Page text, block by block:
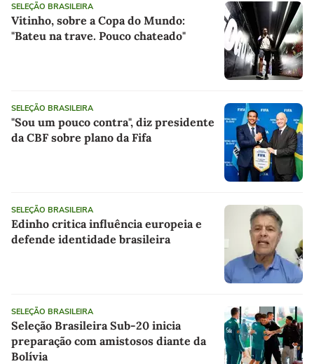
SELEÇÃO BRASILEIRA
Vitinho, sobre a Copa do Mundo:
"Bateu na trave. Pouco chateado"
SELEÇÃO BRASILEIRA
"Sou um pouco contra", diz presidente
da CBF sobre plano da Fifa
SELEÇÃO BRASILEIRA
Edinho critica influência europeia e
defende identidade brasileira
SELEÇÃO BRASILEIRA
Seleção Brasileira Sub-20 inicia
preparação com amistosos diante da
Bolívia